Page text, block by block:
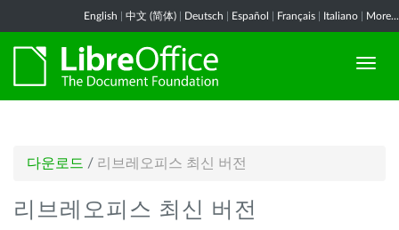
English 中文 (简体) Deutsch Español Français Italiano More...
다운로드 / 리브레오피스 최신 버전
리브레오피스 최신 버전